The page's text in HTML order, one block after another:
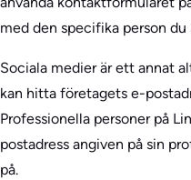
med den specifika person
Sociala medier är ett annat
kan hitta företagets e-
Professionella personer på
postadress angiven på sin
på.